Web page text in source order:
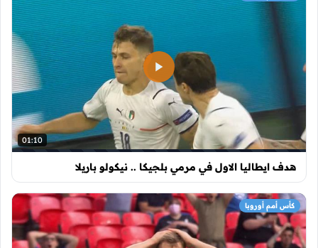
01:10
هدف ايطاليا الاول في مرمي بلجيكا .. نيكولو باريلا
كأس أمم أوروبا